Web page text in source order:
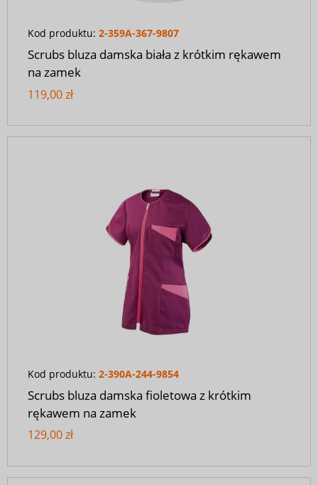
Kod produktu: 2-359A-367-9807
Scrubs bluza damska biała z krótkim rękawem
na zamek
119,00 zł
Kod produktu: 2-390A-244-9854
Scrubs bluza damska fioletowa z krótkim
rękawem na zamek
129,00 zł